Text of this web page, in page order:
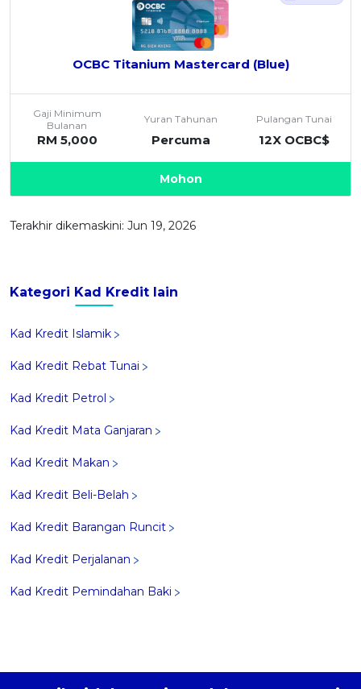
OCBC Titanium Mastercard (Blue)
Gaji Minimum
Bulanan
RM 5,000
Yuran Tahunan
Percuma
Pulangan Tunai
12X OCBC$
Mohon
Terakhir dikemaskini: Jun 19, 2026
Kategori Kad Kredit lain
Kad Kredit Islamik
Kad Kredit Rebat Tunai
Kad Kredit Petrol
Kad Kredit Mata Ganjaran
Kad Kredit Makan
Kad Kredit Beli-Belah
Kad Kredit Barangan Runcit
Kad Kredit Perjalanan
Kad Kredit Pemindahan Baki